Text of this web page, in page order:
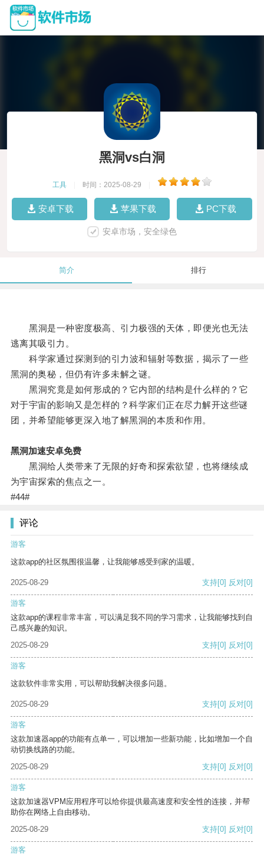
黑洞vs白洞
工具 时间：2025-08-29
安卓下载 苹果下载 PC下载
安卓市场，安全绿色
简介 排行
黑洞是一种密度极高、引力极强的天体，即便光也无法
逃离其吸引力。
科学家通过探测到的引力波和辐射等数据，揭示了一些
黑洞的奥秘，但仍有许多未解之谜。
黑洞究竟是如何形成的？它内部的结构是什么样的？它
对于宇宙的影响又是怎样的？科学家们正在尽力解开这些谜
团，并希望能够更深入地了解黑洞的本质和作用。
黑洞加速安卓免费
黑洞给人类带来了无限的好奇和探索欲望，也将继续成
为宇宙探索的焦点之一。
#44#
评论
游客
这款app的社区氛围很温馨，让我能够感受到家的温暖。
2025-08-29 支持[0] 反对[0]
游客
这款app的课程非常丰富，可以满足我不同的学习需求，让我能够找到自
己感兴趣的知识。
2025-08-29
支持[0] 反对[0]
游客
这款软件非常实用，可以帮助我解决很多问题。
2025-08-29 支持[0] 反对[0]
游客
这款加速器app的功能有点单一，可以增加一些新功能，比如增加一个自
动切换线路的功能。
2025-08-29
支持[0] 反对[0]
游客
这款加速器VPM应用程序可以给你提供最高速度和安全性的连接，并帮
助你在网络上自由移动。
2025-08-29
支持[0] 反对[0]
游客